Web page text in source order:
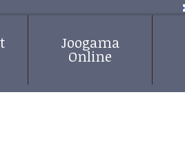
Joogama
Online